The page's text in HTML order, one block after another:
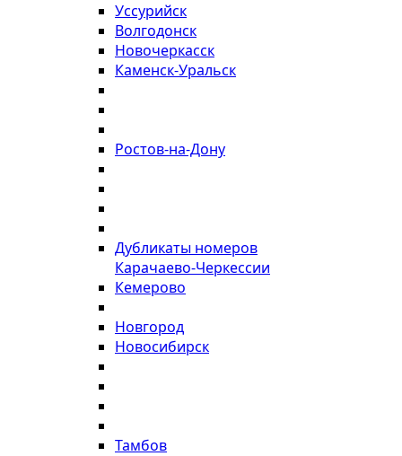
Уссурийск
Волгодонск
Новочеркасск
Каменск-Уральск
Ростов-на-Дону
Дубликаты номеров
Карачаево-Черкессии
Кемерово
Новгород
Новосибирск
Тамбов